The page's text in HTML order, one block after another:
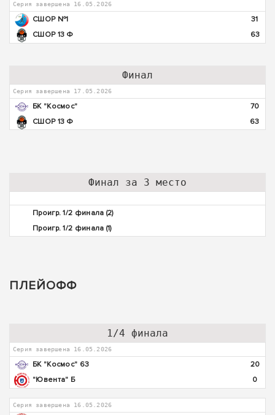
Серия завершена 16.05.2026
СШОР №1
31
СШОР 13 Ф
63
Финал
Серия завершена 17.05.2026
БК "Космос"
70
СШОР 13 Ф
63
Финал за 3 место
Проигр. 1/2 финала (2)
Проигр. 1/2 финала (1)
ПЛЕЙОФФ
1/4 финала
Серия завершена 16.05.2026
БК "Космос" 63
20
"Ювента" Б
0
Серия завершена 16.05.2026